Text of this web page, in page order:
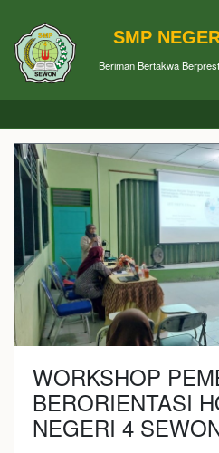
SMP
Beriman Bertakwa
WORKSHOP
BERORIENTASI
NEGERI 4